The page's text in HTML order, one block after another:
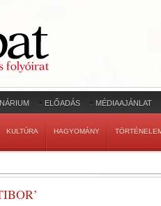
ELŐADÁS MÉDIAAJÁNLAT
KULTÚRA HAGYOMÁNY